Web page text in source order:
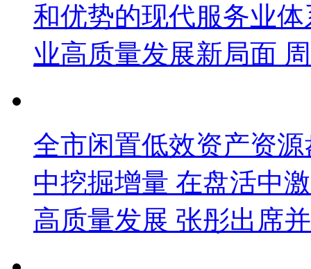
和优势的现代服务业
业高质量发展新局面
全市闲置低效资产资
中挖掘增量 在盘活中
高质量发展 张彤出席